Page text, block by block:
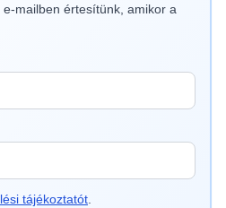
mailben értesítünk, amikor a
tájékoztatót